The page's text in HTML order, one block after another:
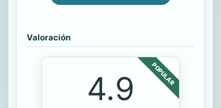
Valoración
POPULAR
4.9